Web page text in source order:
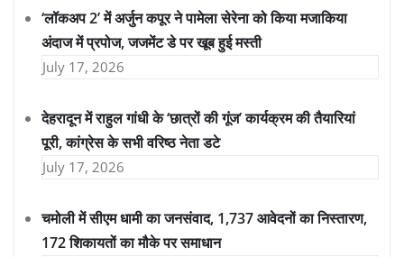
‘लॉकअप 2’ में अर्जुन कपूर ने पामेला सेरेना को किया मजाकिया
अंदाज में प्रपोज, जजमेंट डे पर खूब हुई मस्ती
July 17, 2026
देहरादून में राहुल गांधी के ‘छात्रों की गूंज’ कार्यक्रम की तैयारियां
पूरी, कांग्रेस के सभी वरिष्ठ नेता डटे
July 17, 2026
चमोली में सीएम धामी का जनसंवाद, 1,737 आवेदनों का निस्तारण,
172 शिकायतों का मौके पर समाधान